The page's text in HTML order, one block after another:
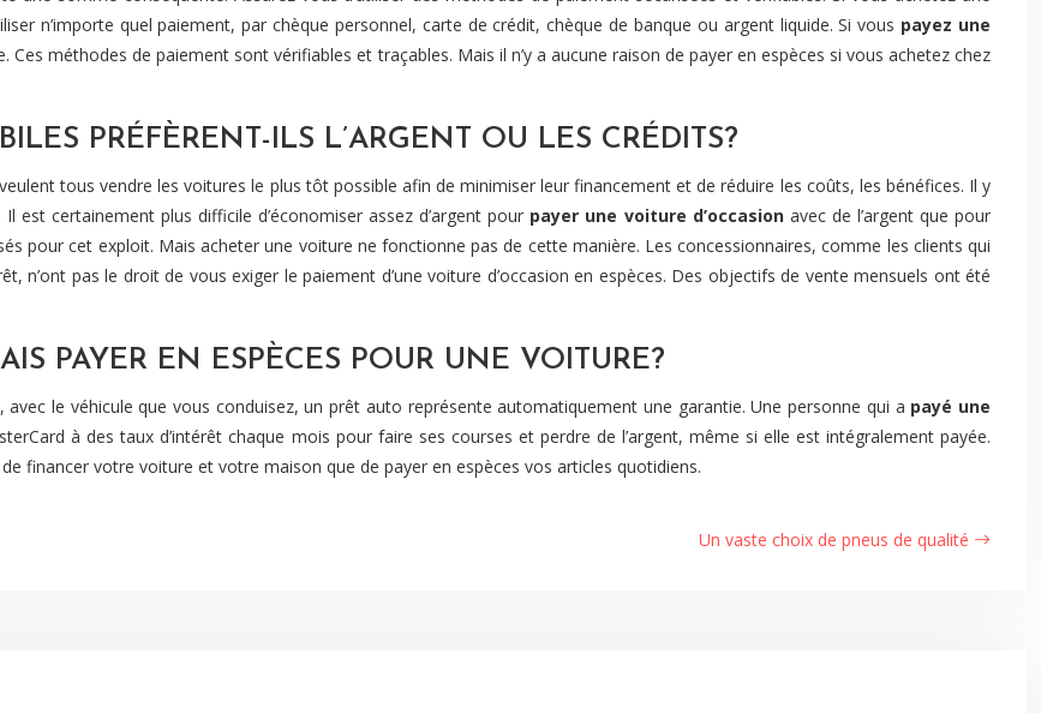
n’importe quel paiement, par chèque personnel, carte de crédit, chèque de banque ou argent liquide. Si vous payez une
méthodes de paiement sont vérifiables et traçables. Mais il n’y a aucune raison de payer en espèces si vous achetez chez
PRÉFÈRENT-ILS L’ARGENT OU LES CRÉDITS?
tous vendre les voitures le plus tôt possible afin de minimiser leur financement et de réduire les coûts, les bénéfices. Il y
certainement plus difficile d’économiser assez d’argent pour payer une voiture d’occasionavec de l’argent que pour
pour cet exploit. Mais acheter une voiture ne fonctionne pas de cette manière. Les concessionnaires, comme les clients qui
n’ont pas le droit de vous exiger le paiement d’une voiture d’occasion en espèces. Des objectifs de vente mensuels ont été
PAYER EN ESPÈCES POUR UNE VOITURE?
le véhicule que vous conduisez, un prêt auto représente automatiquement une garantie. Une personne qui a payé une
à des taux d’intérêt chaque mois pour faire ses courses et perdre de l’argent, même si elle est intégralement payée.
financer votre voiture et votre maison que de payer en espèces vos articles quotidiens.
Un vaste choix de pneus de qualité